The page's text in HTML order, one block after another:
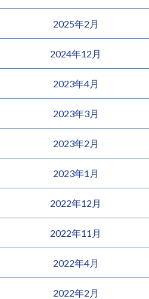
2025年2月
2024年12月
2023年4月
2023年3月
2023年2月
2023年1月
2022年12月
2022年11月
2022年4月
2022年2月